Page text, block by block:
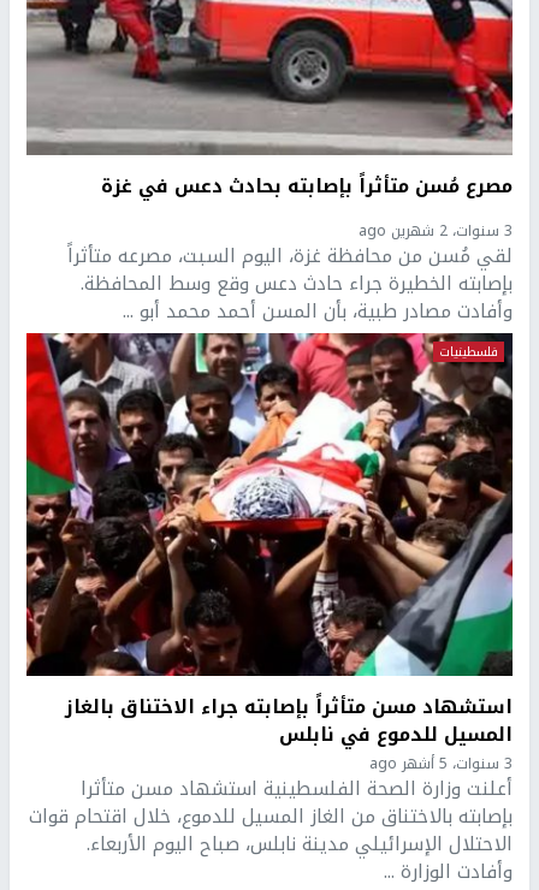
مصرع مُسن متأثراً بإصابته بحادث دعس في غزة
3 سنوات، 2 شهرين ago
لقي مُسن من محافظة غزة، اليوم السبت، مصرعه متأثراً
بإصابته الخطيرة جراء حادث دعس وقع وسط المحافظة.
وأفادت مصادر طبية، بأن المسن أحمد محمد أبو ...
فلسطينيات
استشهاد مسن متأثراً بإصابته جراء الاختناق بالغاز
المسيل للدموع في نابلس
3 سنوات، 5 أشهر ago
أعلنت وزارة الصحة الفلسطينية استشهاد مسن متأثرا
بإصابته بالاختناق من الغاز المسيل للدموع، خلال اقتحام قوات
الاحتلال الإسرائيلي مدينة نابلس، صباح اليوم الأربعاء.
وأفادت الوزارة ...